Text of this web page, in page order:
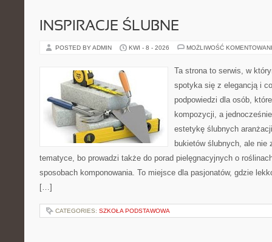
INSPIRACJE ŚLUBNE
POSTED BY ADMIN KWI - 8 - 2026 MOŻLIWOŚĆ
Ta strona to serwis, w
spotyka się z elegancją i
podpowiedzi dla osób,
kompozycji, a
estetykę ślubnych
bukietów ślubnych, ale nie
tematyce, bo prowadzi także do porad pielęgnacyjnych o
sposobach komponowania. To miejsce dla pasjonatów, gdzie
[…]
CATEGORIES: SZKOŁA PODSTAWOWA